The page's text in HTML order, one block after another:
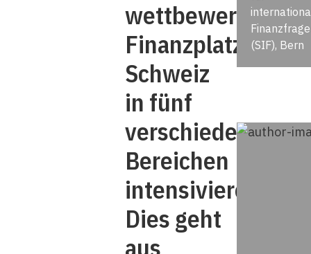
Finanzplatz
Schweiz
in fünf
verschiedenen
Bereichen
intensivieren.
Dies geht
(SIF), Bern